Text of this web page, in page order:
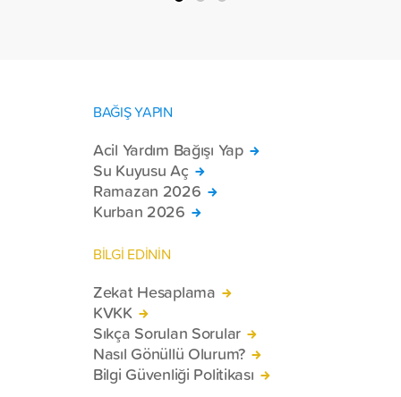
BAĞIŞ YAPIN
Acil Yardım Bağışı Yap
Su Kuyusu Aç
Ramazan 2026
Kurban 2026
BİLGİ EDİNİN
Zekat Hesaplama
KVKK
Sıkça Sorulan Sorular
Nasıl Gönüllü Olurum?
Bilgi Güvenliği Politikası